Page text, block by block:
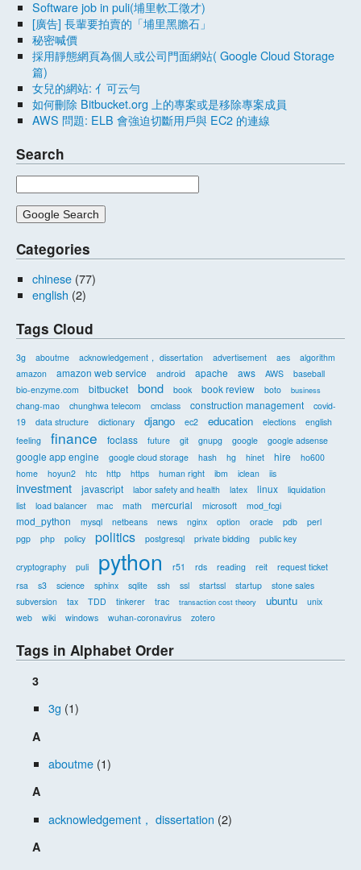
Software job in puli(埔里軟工徵才)
[廣告] 長輩要拍賣的「埔里黑膽石」
秘密喊價
採用靜態網頁為個人或公司門面網站( Google Cloud Storage
篇)
女兒的網站: 亻可云勻
如何刪除 Bitbucket.org 上的專案或是移除專案成員
AWS 問題: ELB 會強迫切斷用戶與 EC2 的連線
Search
Categories
chinese (77)
english (2)
Tags Cloud
3g aboutme acknowledgement， dissertation advertisement aes
algorithm
amazon
amazon web service android apache aws AWS
baseball
bio-enzyme.com
bitbucket bond book book review boto business
chang-mao chunghwa telecom cmclass construction management
covid-
19
data structure dictionary django ec2 education elections
english
feeling
finance foclass future git gnupg google google adsense
google app engine google cloud storage hash hg hinet hire
ho600
home
hoyun2 htc http https human right ibm iclean iis
investment javascript labor safety and health latex linux
liquidation
list
load balancer mac math mercurial microsoft mod_fcgi
mod_python mysql netbeans news nginx option oracle pdb
perl
pgp
php policy politics postgresql private bidding public key
cryptography puli python r51 rds reading reit
request ticket
rsa
s3 science sphinx sqlite ssh ssl startssl startup
stone sales
subversion
tax TDD tinkerer trac transaction cost theory ubuntu
unix
web
wiki windows wuhan-coronavirus zotero
Tags in Alphabet Order
3
3g (1)
A
aboutme (1)
A
acknowledgement， dissertation (2)
A